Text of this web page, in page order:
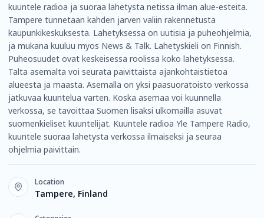
kuuntele radioa ja suoraa lahetysta netissa ilman alue-esteita.
Tampere tunnetaan kahden jarven valiin rakennetusta
kaupunkikeskuksesta. Lahetyksessa on uutisia ja puheohjelmia,
ja mukana kuuluu myos News & Talk. Lahetyskieli on Finnish.
Puheosuudet ovat keskeisessa roolissa koko lahetyksessa.
Talta asemalta voi seurata paivittaista ajankohtaistietoa
alueesta ja maasta. Asemalla on yksi paasuoratoisto verkossa
jatkuvaa kuuntelua varten. Koska asemaa voi kuunnella
verkossa, se tavoittaa Suomen lisaksi ulkomailla asuvat
suomenkieliset kuuntelijat. Kuuntele radioa Yle Tampere Radio,
kuuntele suoraa lahetysta verkossa ilmaiseksi ja seuraa
ohjelmia paivittain.
Location
Tampere, Finland